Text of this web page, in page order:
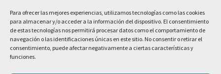
Para ofrecer las mejores experiencias, utilizamos tecnologías como las cookies
para almacenar y/o acceder a la información del dispositivo. El consentimiento
de estas tecnologías nos permitirá procesar datos como el comportamiento de
navegación o las identificaciones únicas en este sitio. No consentir o retirar el
consentimiento, puede afectar negativamente a ciertas características y
funciones.
EL AYUNTAMIENTO
Plaza Mayor, 10
San Clemente, 16600, Cuenca
Teléfono: 969 300 003